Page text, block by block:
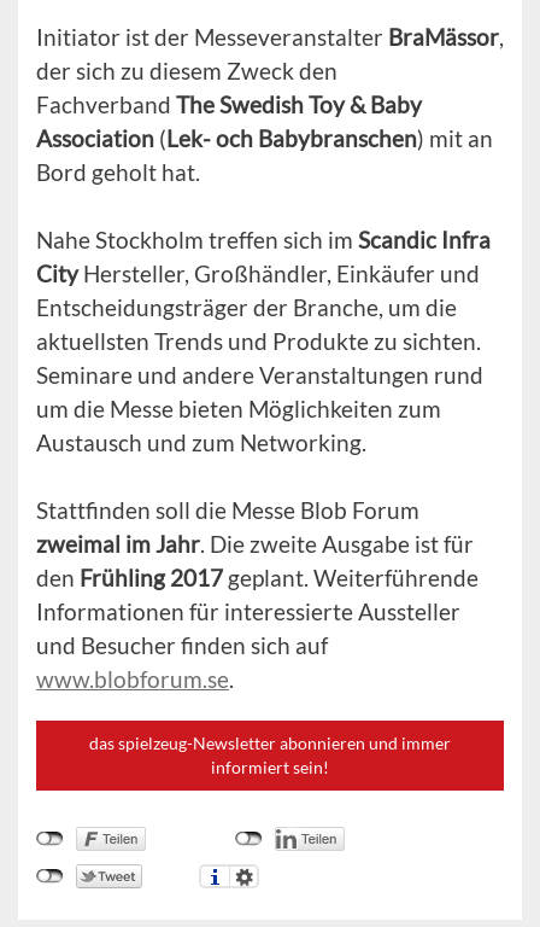
Initiator ist der Messeveranstalter BraMässor,
der sich zu diesem Zweck den
Fachverband The Swedish Toy & Baby
Association (Lek- och Babybranschen) mit an
Bord geholt hat.
Nahe Stockholm treffen sich im Scandic Infra
CityHersteller, Großhändler, Einkäufer und
Entscheidungsträger der Branche, um die
aktuellsten Trends und Produkte zu sichten.
Seminare und andere Veranstaltungen rund
um die Messe bieten Möglichkeiten zum
Austausch und zum Networking.
Stattfinden soll die Messe Blob Forum
zweimal im Jahr. Die zweite Ausgabe ist für
den Frühling 2017 geplant. Weiterführende
Informationen für interessierte Aussteller
und Besucher finden sich auf
www.blobforum.se.
das spielzeug-Newsletter abonnieren und immer
informiert sein!